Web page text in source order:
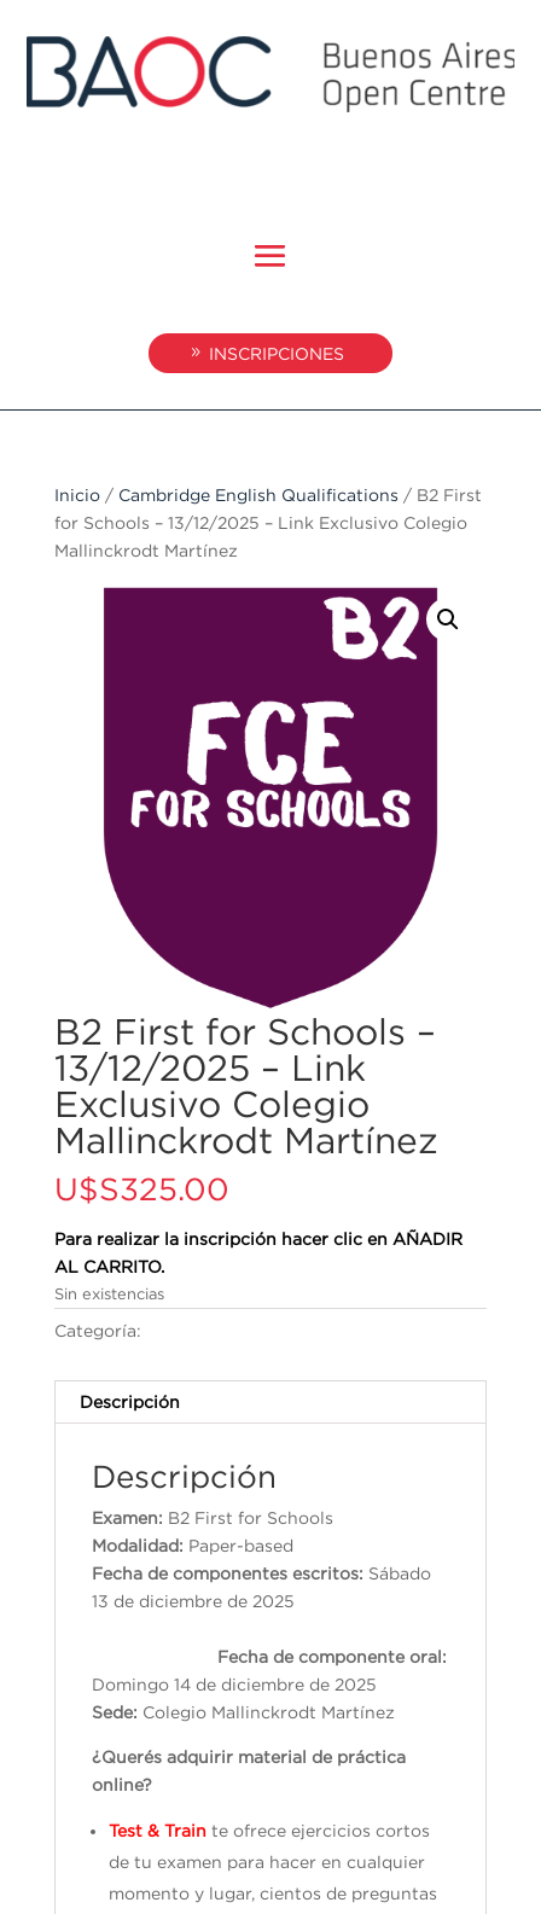
INSCRIPCIONES
Inicio/ Cambridge English Qualifications / B2 First
for Schools – 13/12/2025 – Link Exclusivo Colegio
Mallinckrodt Martínez
B2 First for Schools –
13/12/2025 – Link
Exclusivo Colegio
Mallinckrodt Martínez
U$S325.00
Para realizar la inscripción hacer clic en AÑADIR
AL CARRITO.
Sin existencias
Categoría:
Descripción
Descripción
Examen: B2 First for Schools
Modalidad: Paper-based
Fecha de componentes escritos: Sábado
13 de diciembre de 2025
Fecha de componente oral:
Domingo 14 de diciembre de 2025
Sede: Colegio Mallinckrodt Martínez
¿Querés adquirir material de práctica
online?
Test & Train te ofrece ejercicios cortos
de tu examen para hacer en cualquier
momento y lugar, cientos de preguntas